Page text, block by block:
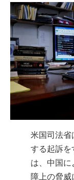
米国司法省
する起訴を
は、中国に
障上の脅威